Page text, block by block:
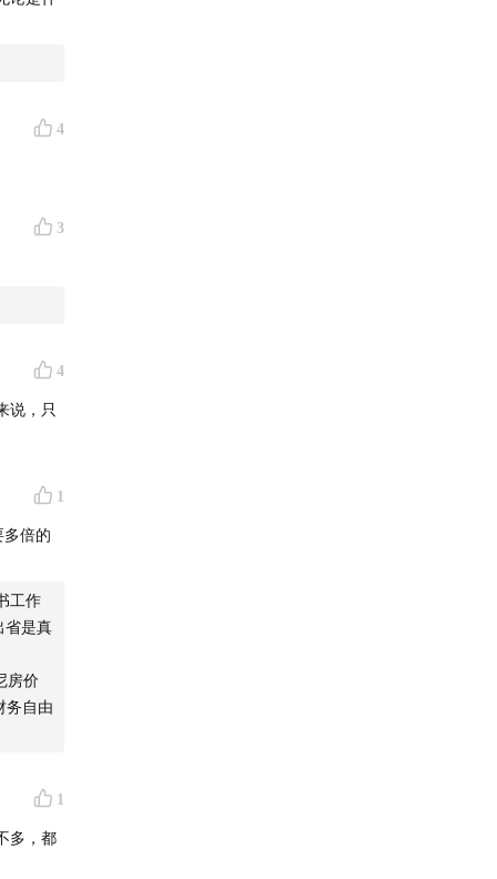
4
3
4
说，只
1
倍的
工作
省是真
房价
务自由
1
多，都